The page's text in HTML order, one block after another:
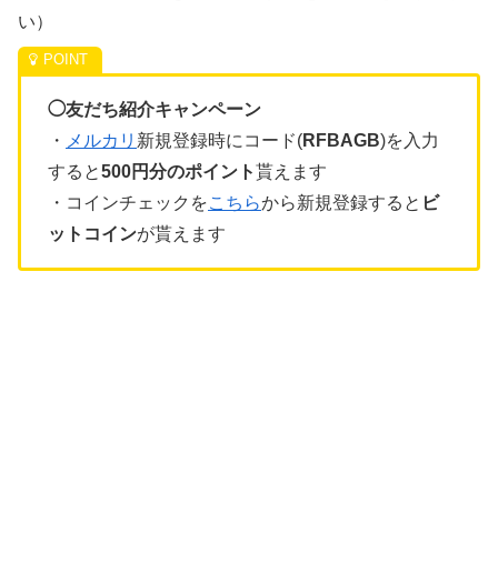
い）
◯友だち紹介キャンペーン
・ メルカリ 新規登録時にコード(RFBAGB)を入力
すると500円分のポイント貰えます
・コインチェックをこちらから新規登録すると ビ
ットコインが貰えます